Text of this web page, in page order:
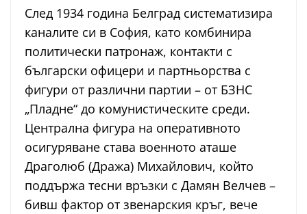
След 1934 година Белград систематизира
каналите си в София, като комбинира
политически патронаж, контакти с
български офицери и партньорства с
фигури от различни партии – от БЗНС
„Пладне“ до комунистическите среди.
Централна фигура на оперативното
осигуряване става военното аташе
Драголюб (Дража) Михайлович, който
поддържа тесни връзки с Дамян Велчев –
бивш фактор от звенарския кръг, вече